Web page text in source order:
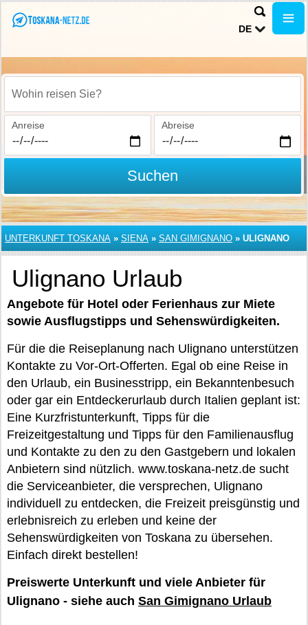
DE
Wohin reisen Sie?
Anreise Abreise
Suchen
UNTERKUNFT TOSKANA » SIENA » SAN GIMIGNANO » ULIGNANO
Ulignano Urlaub
Angebote für Hotel oder Ferienhaus zur Miete
sowie Ausflugstipps und Sehenswürdigkeiten.
Für die die Reiseplanung nach Ulignano unterstützen
Kontakte zu Vor-Ort-Offerten. Egal ob eine Reise in
den Urlaub, ein Businesstripp, ein Bekanntenbesuch
oder gar ein Entdeckerurlaub durch Italien geplant ist:
Eine Kurzfristunterkunft, Tipps für die
Freizeitgestaltung und Tipps für den Familienausflug
und Kontakte zu den zu den Gastgebern und lokalen
Anbietern sind nützlich. www.toskana-netz.de sucht
die Serviceanbieter, die versprechen, Ulignano
individuell zu entdecken, die Freizeit preisgünstig und
erlebnisreich zu erleben und keine der
Sehenswürdigkeiten von Toskana zu übersehen.
Einfach direkt bestellen!
Preiswerte Unterkunft und viele Anbieter für
Ulignano - siehe auch San Gimignano Urlaub